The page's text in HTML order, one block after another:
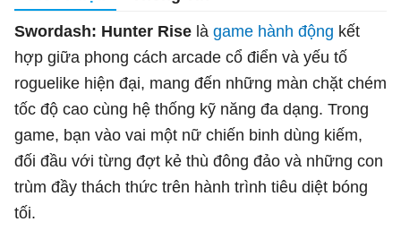
Swordash: Hunter Rise là game hành động kết
hợp giữa phong cách arcade cổ điển và yếu tố
roguelike hiện đại, mang đến những màn chặt chém
tốc độ cao cùng hệ thống kỹ năng đa dạng. Trong
game, bạn vào vai một nữ chiến binh dùng kiếm,
đối đầu với từng đợt kẻ thù đông đảo và những con
trùm đầy thách thức trên hành trình tiêu diệt bóng
tối.